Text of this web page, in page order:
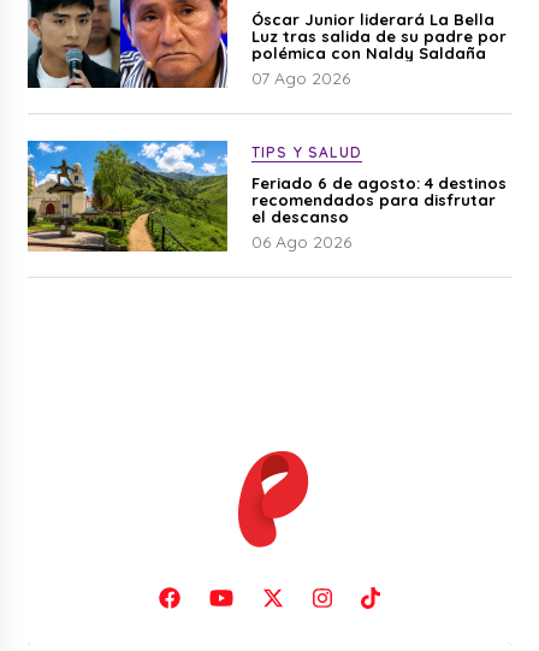
Óscar Junior liderará La Bella
Luz tras salida de su padre por
polémica con Naldy Saldaña
07 Ago 2026
TIPS Y SALUD
Feriado 6 de agosto: 4 destinos
recomendados para disfrutar
el descanso
06 Ago 2026